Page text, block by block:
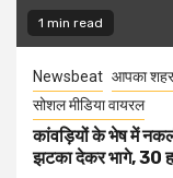
1 min read
Newsbeat आपका शहर
सोशल मीडिया वायरल
कांवड़ियों के भेष में
झटका देकर भागे, 30